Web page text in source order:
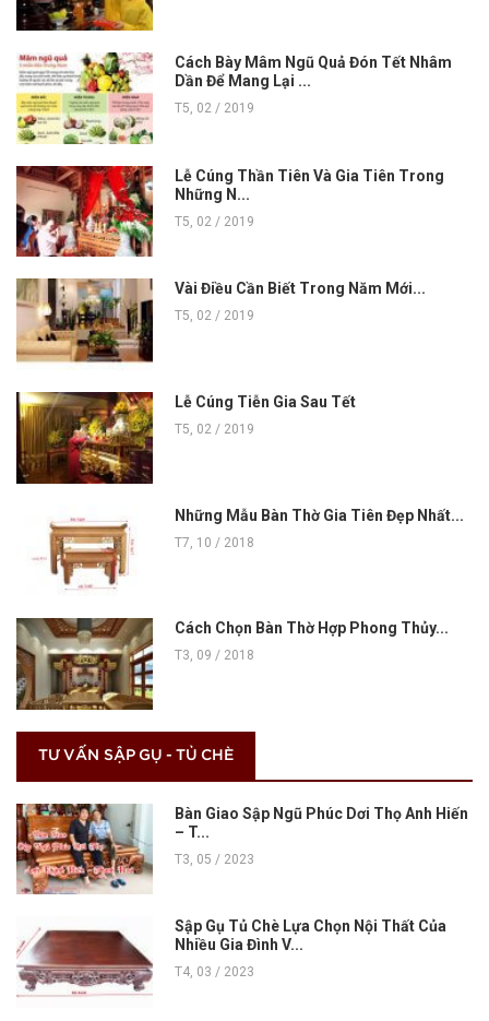
Cách Bày Mâm Ngũ Quả Đón Tết Nhâm
Dần Để Mang Lại ...
T5, 02 / 2019
Lễ Cúng Thần Tiên Và Gia Tiên Trong
Những N...
T5, 02 / 2019
Vài Điều Cần Biết Trong Năm Mới...
T5, 02 / 2019
Lễ Cúng Tiễn Gia Sau Tết
T5, 02 / 2019
Những Mẫu Bàn Thờ Gia Tiên Đẹp Nhất...
T7, 10 / 2018
Cách Chọn Bàn Thờ Hợp Phong Thủy...
T3, 09 / 2018
TƯ VẤN SẬP GỤ - TỦ CHÈ
Bàn Giao Sập Ngũ Phúc Dơi Thọ Anh Hiến
– T...
T3, 05 / 2023
Sập Gụ Tủ Chè Lựa Chọn Nội Thất Của
Nhiều Gia Đình V...
T4, 03 / 2023